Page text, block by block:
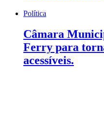
Política
Câmara
Ferry para
acessíveis.